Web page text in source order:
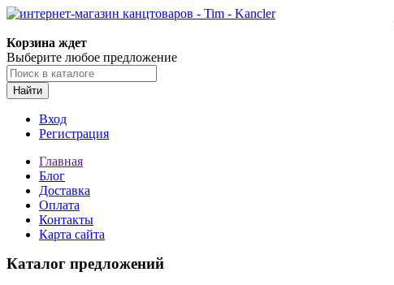
Корзина ждет
Выберите любое предложение
Найти
Вход
Регистрация
Главная
Блог
Доставка
Оплата
Контакты
Карта сайта
Каталог предложений